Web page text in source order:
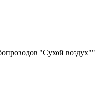
"Сухой воздух""